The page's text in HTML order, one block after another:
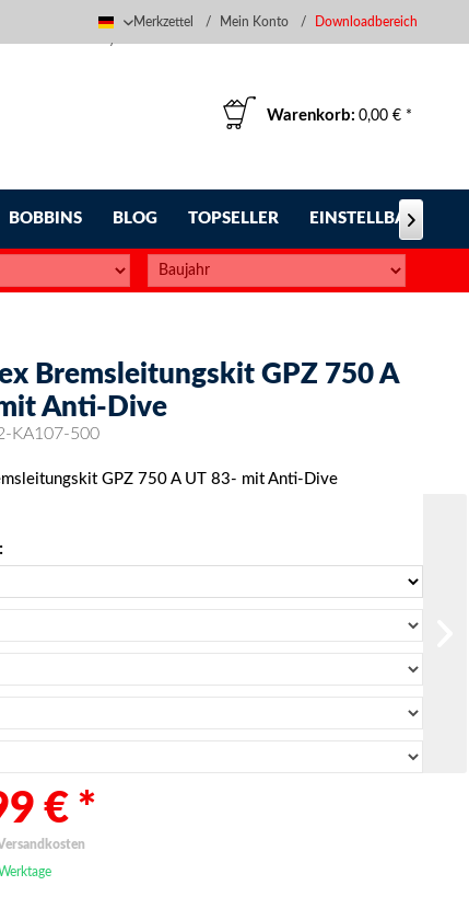
Deutsch
Merkzettel Mein Konto Downloadbereich
Warenkorb: 0,00 € *
BOBBINS BLOG TOPSELLER EINSTELLBARE

Bremsleitungskit GPZ 750 A
Anti-Dive
KA107-500
GPZ 750 A UT 83- mit Anti-Dive
€ *